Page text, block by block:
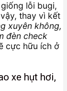
lỗi bugi,
thay vì kết
xuyên không,
đèn check
cực hữu ích ở
xe hụt hơi,